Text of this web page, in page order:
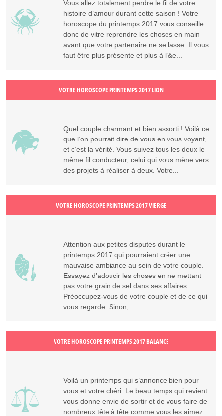
Vous allez totalement perdre le fil de votre
histoire d’amour durant cette saison ! Votre
horoscope du printemps 2017 vous conseille
donc de vitre reprendre les choses en main
avant que votre partenaire ne se lasse. Il vous
faut être plus présente et plus à l’&e...
VOTRE HOROSCOPE PRINTEMPS 2017 LION
Quel couple charmant et bien assorti ! Voilà ce
que l’on pourrait dire de vous en vous voyant,
et c’est la vérité. Vous suivez tous les deux le
même fil conducteur, celui qui vous mène vers
des projets à réaliser à deux. Votre...
VOTRE HOROSCOPE PRINTEMPS 2017 VIERGE
Attention aux petites disputes durant le
printemps 2017 qui pourraient créer une
mauvaise ambiance au sein de votre couple.
Essayez d’adoucir les choses en ne mettant
pas votre grain de sel dans ses affaires.
Préoccupez-vous de votre couple et de ce qui
vous regarde. Sinon,...
VOTRE HOROSCOPE PRINTEMPS 2017 BALANCE
Voilà un printemps qui s’annonce bien pour
vous et votre chéri. Le beau temps qui revient
vous donne envie de sortir et de vous faire de
nombreux tête à tête comme vous les aimez.